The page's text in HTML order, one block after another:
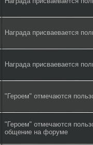
Награда присваевается
Награда присваевается
"Героем" отмечаются
"Героем" отмечаются
общение на форуме